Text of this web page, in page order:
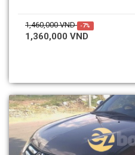
1,460,000 VND -7%
1,360,000 VND